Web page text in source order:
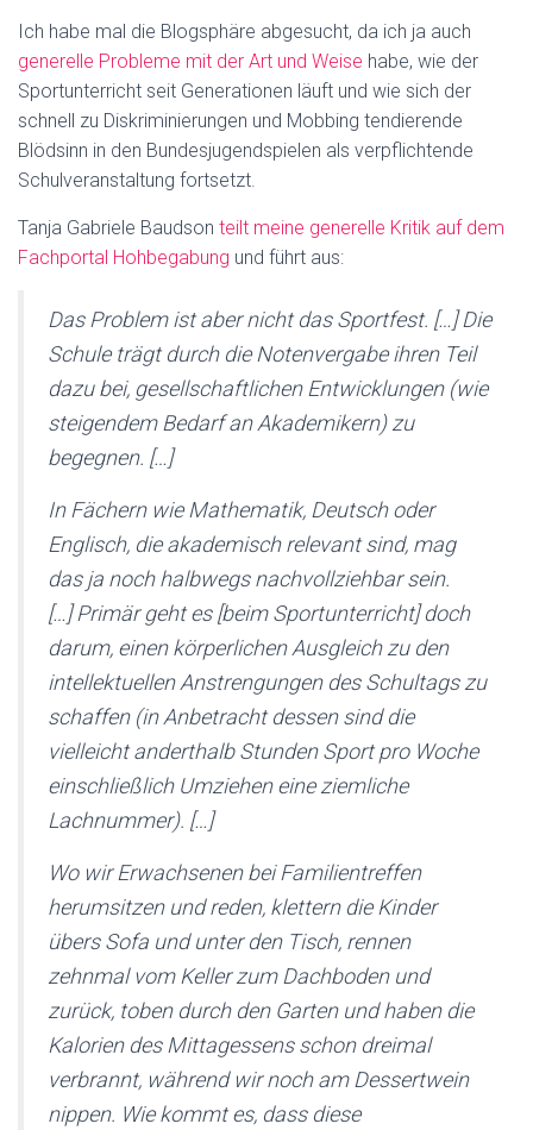
Ich habe mal die Blogsphäre abgesucht, da ich ja auch
generelle Probleme mit der Art und Weise habe, wie der
Sportunterricht seit Generationen läuft und wie sich der
schnell zu Diskriminierungen und Mobbing tendierende
Blödsinn in den Bundesjugendspielen als verpflichtende
Schulveranstaltung fortsetzt.
Tanja Gabriele Baudson teilt meine generelle Kritik auf dem
Fachportal Hohbegabung und führt aus:
Das Problem ist aber nicht das Sportfest. […] Die
Schule trägt durch die Notenvergabe ihren Teil
dazu bei, gesellschaftlichen Entwicklungen (wie
steigendem Bedarf an Akademikern) zu
begegnen. […]
In Fächern wie Mathematik, Deutsch oder
Englisch, die akademisch relevant sind, mag
das ja noch halbwegs nachvollziehbar sein.
[…] Primär geht es [beim Sportunterricht] doch
darum, einen körperlichen Ausgleich zu den
intellektuellen Anstrengungen des Schultags zu
schaffen (in Anbetracht dessen sind die
vielleicht anderthalb Stunden Sport pro Woche
einschließlich Umziehen eine ziemliche
Lachnummer). […]
Wo wir Erwachsenen bei Familientreffen
herumsitzen und reden, klettern die Kinder
übers Sofa und unter den Tisch, rennen
zehnmal vom Keller zum Dachboden und
zurück, toben durch den Garten und haben die
Kalorien des Mittagessens schon dreimal
verbrannt, während wir noch am Dessertwein
nippen. Wie kommt es, dass diese